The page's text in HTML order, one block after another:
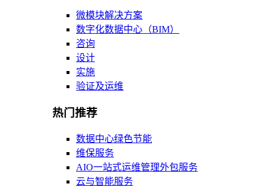
微模块解决方案
数字化数据中心（BIM）
咨询
设计
实施
验证及运维
热门推荐
数据中心绿色节能
维保服务
AIO一站式运维管理外包服务
云与智能服务